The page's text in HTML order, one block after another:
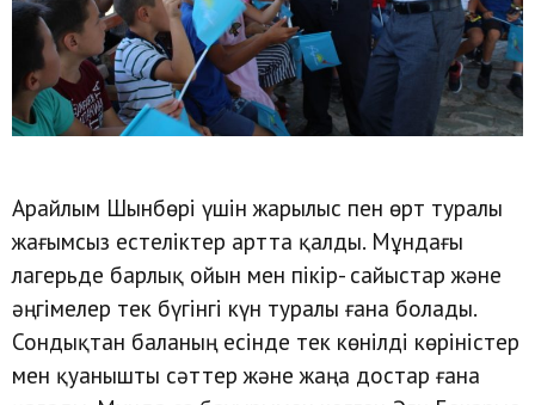
Арайлым Шынбөрі үшін жарылыс пен өрт туралы
жағымсыз естеліктер артта қалды. Мұндағы
лагерьде барлық ойын мен пікір- сайыстар және
әңгімелер тек бүгінгі күн туралы ғана болады.
Сондықтан баланың есінде тек көнілді көріністер
мен қуанышты сәттер және жаңа достар ғана